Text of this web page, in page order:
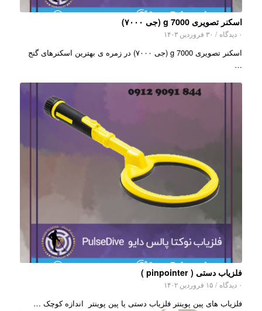
اسکنر تصویری g 7000 (جی ۷۰۰۰)
۰ دیدگاه / ۳۰ فروردین ۱۴۰۳
اسکنر تصویری g 7000 (جی ۷۰۰۰) در زمره ی بهترین اسکنرهای گنج
…
فلزیاب دستی ( pinpointer )
۰ دیدگاه / ۱۵ فروردین ۱۴۰۲
فلزیاب های پین پوینتر فلزیاب دستی یا پین پوینتر اندازه کوچک …